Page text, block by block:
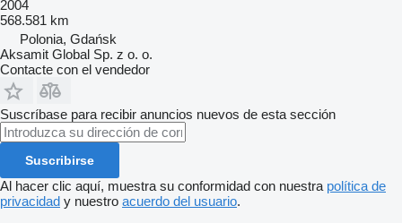
2004
568.581 km
Polonia, Gdańsk
Aksamit Global Sp. z o. o.
Contacte con el vendedor
Suscríbase para recibir anuncios nuevos de esta sección
Suscribirse
Al hacer clic aquí, muestra su conformidad con nuestra política de
privacidad y nuestro acuerdo del usuario.